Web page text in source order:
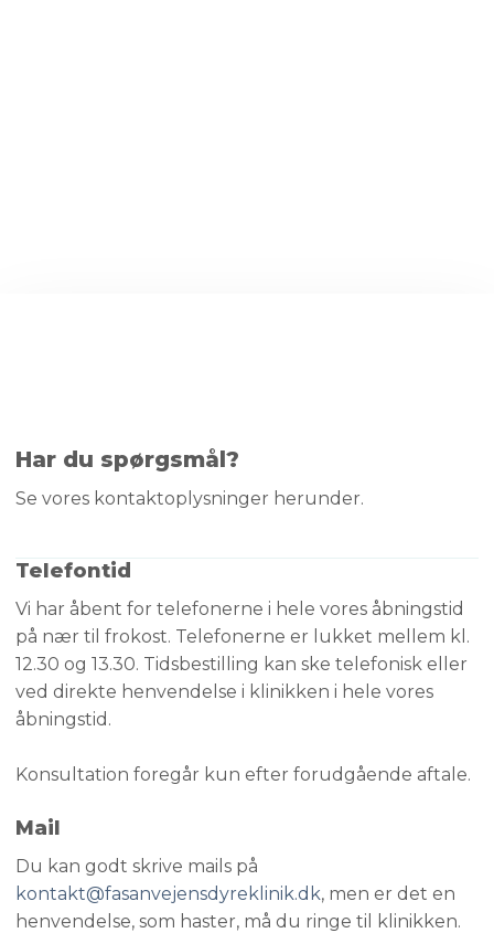
Har du spørgsmål?
Se vores kontaktoplysninger​ herunder.
Telefontid
Vi har åbent for telefonerne i hele vores åbningstid
på nær til frokost. Telefonerne er lukket mellem kl.
12.30 og 13.30. Tidsbestilling kan ske telefonisk eller
ved direkte henvendelse i klinikken i hele vores
åbningstid.
Konsultation foregår kun efter forudgående aftale.
Mail
Du kan godt skrive mails på
kontakt@fasanvejensdyreklinik.dk, men er det en
henvendelse, som haster, må du ringe til klinikken.